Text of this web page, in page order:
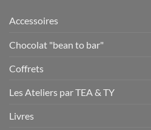
Accessoires
Chocolat "bean to bar"
Coffrets
Les Ateliers par TEA & TY
Livres